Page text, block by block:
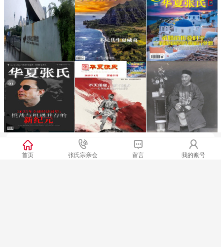
龙虎山天师府现役天师，传承千年的神
企业理念是企业在持续经营和长期发展过程中，
首页 张氏宗亲会 留言 我的账号